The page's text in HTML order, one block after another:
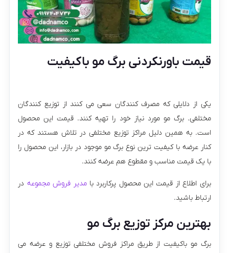
قیمت باورنکردنی برگ مو باکیفیت
یکی از دلایلی که مصرف کنندگان سعی می کنند از توزیع کنندگان
مختلفی. برگ مو مورد نیاز خود را تهیه کنند. قیمت این محصول
است. به همین دلیل مراکز توزیع مختلفی در تلاش هستند که در
کنار عرضه با کیفیت ترین نوع برگ مو موجود در بازار، این محصول را
با یک قیمت مناسب و مقطوع هم عرضه کنند.
برای اطلاع از قیمت این محصول پرکاربرد با مدیر فروش مجموعه در
ارتباط باشید.
بهترین مرکز توزیع برگ مو
برگ مو باکیفیت از طریق مراکز فروش مختلفی توزیع و عرضه می